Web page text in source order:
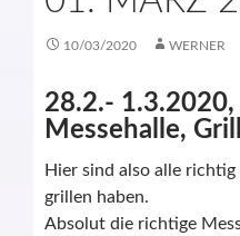
10/03/2020 WERNER
28.2.-
Messehalle,
Hier sind also alle richtig
grillen haben.
Absolut die richtige